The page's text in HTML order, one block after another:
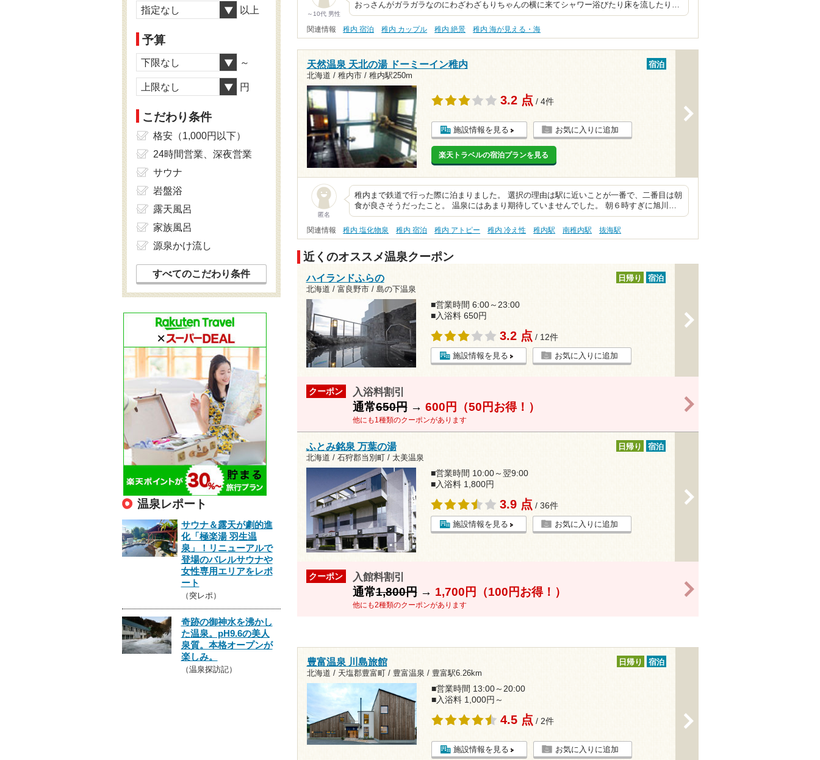
～10代 男性
おっさんがガラガラなのにわざわざもりちゃんの横に来てシャワー浴びたり床を流したり…
関連情報 稚内 宿泊 稚内 カップル 稚内 絶景 稚内 海が見える・海
天然温泉 天北の湯 ドーミーイン稚内
北海道 / 稚内市 / 稚内駅250m
宿泊
3.2 点 / 4件
施設情報を見る お気に入りに追加
楽天トラベルの宿泊プランを見る
匿名
稚内まで鉄道で行った際に泊まりました。 選択の理由は駅に近いことが一番で、二番目は朝
食が良さそうだったこと。 温泉にはあまり期待していませんでした。 朝６時すぎに旭川…
関連情報 稚内 塩化物泉 稚内 宿泊 稚内 アトピー 稚内 冷え性 稚内駅 南稚内駅 抜海駅
近くのオススメ温泉クーポン
ハイランドふらの
北海道 / 富良野市 / 島の下温泉
日帰り 宿泊
■営業時間 6:00～23:00
■入浴料 650円
3.2 点 / 12件
施設情報を見る お気に入りに追加
クーポン 入浴料割引
通常650円→ 600円（50円お得！）
他にも1種類のクーポンがあります
ふとみ銘泉 万葉の湯
北海道 / 石狩郡当別町 / 太美温泉
日帰り 宿泊
■営業時間 10:00～翌9:00
■入浴料 1,800円
3.9 点 / 36件
施設情報を見る お気に入りに追加
クーポン 入館料割引
通常1,800円→ 1,700円（100円お得！）
他にも2種類のクーポンがあります
豊富温泉 川島旅館
北海道 / 天塩郡豊富町 / 豊富温泉 / 豊富駅6.26km
日帰り 宿泊
■営業時間 13:00～20:00
■入浴料 1,000円～
4.5 点 / 2件
施設情報を見る お気に入りに追加
指定なし 以上
予算
下限なし ～
上限なし 円
こだわり条件
格安（1,000円以下）
24時間営業、深夜営業
サウナ
岩盤浴
露天風呂
家族風呂
源泉かけ流し
すべてのこだわり条件
温泉レポート
サウナ＆露天が劇的進
化「極楽湯 羽生温
泉」！リニューアルで
登場のバレルサウナや
女性専用エリアをレポ
ート
（突レポ）
奇跡の御神水を沸かし
た温泉。pH9.6の美人
泉質。本格オープンが
楽しみ。
（温泉探訪記）